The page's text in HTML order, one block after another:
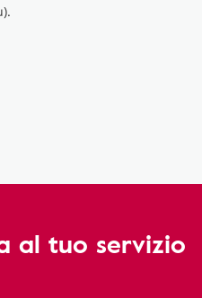
al tuo servizio